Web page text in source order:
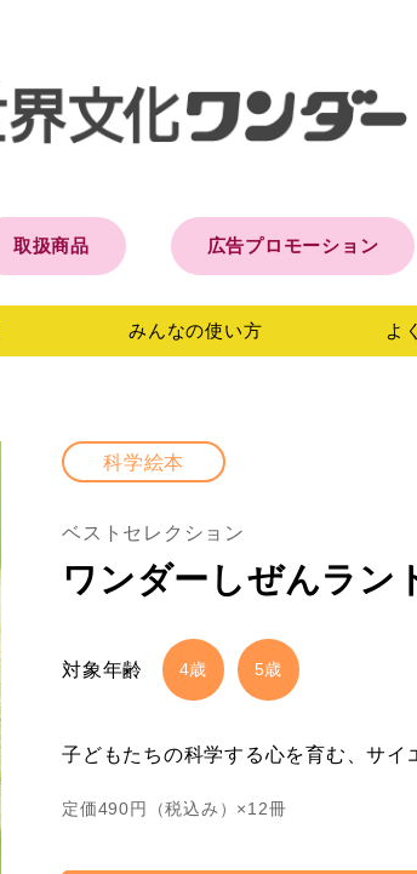
取扱商品 広告プロモーション
みんなの使い方 よ
科学絵本
ベストセレクション
ワンダーしぜんラン
対象年齢 4歳 5歳
子どもたちの科学する心を育む、サイ
定価490 円（税込み）×12冊